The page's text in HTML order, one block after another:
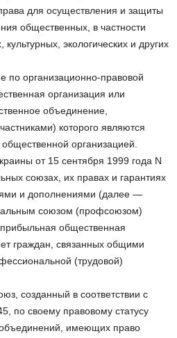
для осуществления и защиты
общественных, в частности
экологических и других
по организационно-правовой
организация или
объединение,
которого являются
организацией.
от 15 сентября 1999 года N
союзах, их правах и гарантиях
и дополнениями (далее —
союзом (профсоюзом)
общественная
граждан, связанных общими
(трудовой)
созданный в соответствии с
по своему правовому статусу
имеющих право